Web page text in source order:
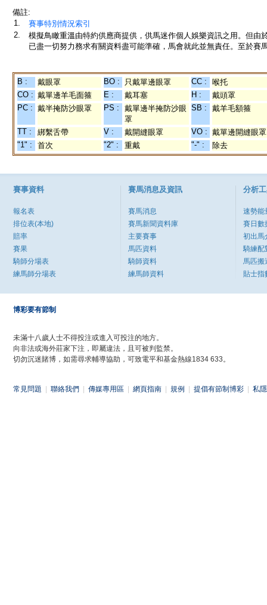
備註:
1.
賽事特別情況索引
2.
模擬鳥瞰重溫由特約供應商提供，供馬迷作個人娛樂資訊之用。但
已盡一切努力務求有關資料盡可能準確，馬會就此並無責任。至於賽
B : 戴眼罩 BO : 只戴單邊眼罩 CC :
喉托
CO : 戴單邊羊毛面箍 E : 戴耳塞 H :
戴頭罩
PC : 戴半掩防沙眼罩 PS :
戴單邊半掩防沙眼
罩
SB : 戴羊毛額箍
TT : 綁繫舌帶 V : 戴開縫眼罩 VO : 戴單邊開縫眼罩
"1" :
首次 "2" : 重戴 "-" : 除去
賽事資料
報名表
排位表(本地)
賠率
賽果
騎師分場表
練馬師分場表
賽馬消息及資訊
賽馬消息
賽馬新聞資料庫
主要賽事
馬匹資料
騎師資料
練馬師資料
分析
速勢能
賽日數
初出馬
騎練配
馬匹搬
貼士指
博彩要有節制
未滿十八歲人士不得投注或進入可投注的地方。
向非法或海外莊家下注，即屬違法，且可被判監禁。
切勿沉迷賭博，如需尋求輔導協助，可致電平和基金熱線1834 633。
常見問題 聯絡我們 傳媒專用區 網頁指南 規例 提倡有節制博彩 私